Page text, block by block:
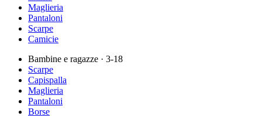
Maglieria
Pantaloni
Scarpe
Camicie
Bambine e ragazze · 3-18
Scarpe
Capispalla
Maglieria
Pantaloni
Borse